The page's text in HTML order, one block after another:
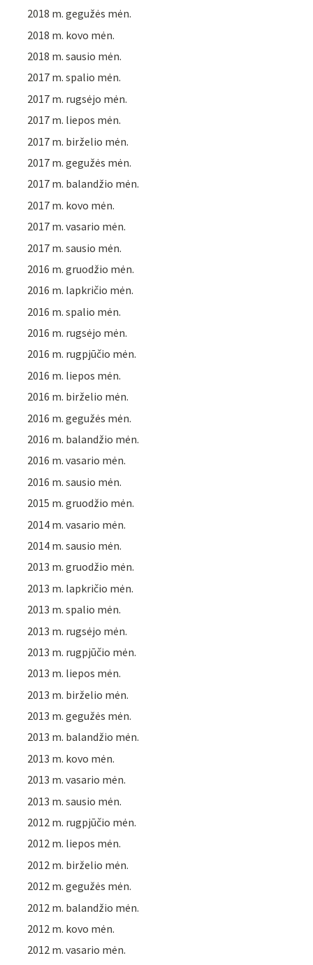
2018 m. gegužės mėn.
2018 m. kovo mėn.
2018 m. sausio mėn.
2017 m. spalio mėn.
2017 m. rugsėjo mėn.
2017 m. liepos mėn.
2017 m. birželio mėn.
2017 m. gegužės mėn.
2017 m. balandžio mėn.
2017 m. kovo mėn.
2017 m. vasario mėn.
2017 m. sausio mėn.
2016 m. gruodžio mėn.
2016 m. lapkričio mėn.
2016 m. spalio mėn.
2016 m. rugsėjo mėn.
2016 m. rugpjūčio mėn.
2016 m. liepos mėn.
2016 m. birželio mėn.
2016 m. gegužės mėn.
2016 m. balandžio mėn.
2016 m. vasario mėn.
2016 m. sausio mėn.
2015 m. gruodžio mėn.
2014 m. vasario mėn.
2014 m. sausio mėn.
2013 m. gruodžio mėn.
2013 m. lapkričio mėn.
2013 m. spalio mėn.
2013 m. rugsėjo mėn.
2013 m. rugpjūčio mėn.
2013 m. liepos mėn.
2013 m. birželio mėn.
2013 m. gegužės mėn.
2013 m. balandžio mėn.
2013 m. kovo mėn.
2013 m. vasario mėn.
2013 m. sausio mėn.
2012 m. rugpjūčio mėn.
2012 m. liepos mėn.
2012 m. birželio mėn.
2012 m. gegužės mėn.
2012 m. balandžio mėn.
2012 m. kovo mėn.
2012 m. vasario mėn.